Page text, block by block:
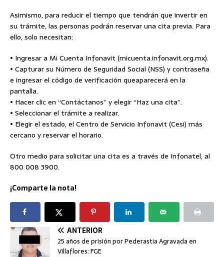
Asimismo, para reducir el tiempo que tendrán que invertir en
su trámite, las personas podrán reservar una cita previa. Para
ello, solo necesitan:
• Ingresar a Mi Cuenta Infonavit (micuenta.infonavit.org.mx).
• Capturar su Número de Seguridad Social (NSS) y contraseña
e ingresar el código de verificación queaparecerá en la
pantalla.
• Hacer clic en “Contáctanos” y elegir “Haz una cita”.
• Seleccionar el trámite a realizar.
• Elegir el estado, el Centro de Servicio Infonavit (Cesi) más
cercano y reservar el horario.
Otro medio para solicitar una cita es a través de Infonatel, al
800 008 3900.
¡Comparte la nota!
ANTERIOR
25 años de prisión por Pederastia Agravada en
Villaflores: FGE